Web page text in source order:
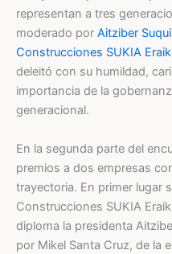
representan a tres
moderado por Aitziber
Construcciones SUKIA
deleitó con su humildad,
importancia de la
generacional.
En la segunda parte del
premios a dos empresas
trayectoria. En primer lugar
Construcciones SUKIA
diploma la presidenta
por Mikel Santa Cruz, de la